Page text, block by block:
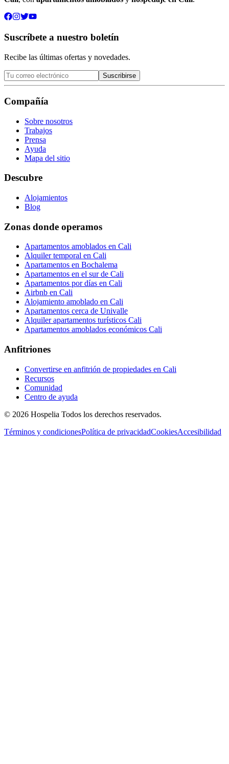
Suscríbete a nuestro boletín
Recibe las últimas ofertas y novedades.
Suscribirse
Compañía
Sobre nosotros
Trabajos
Prensa
Ayuda
Mapa del sitio
Descubre
Alojamientos
Blog
Zonas donde operamos
Apartamentos amoblados en Cali
Alquiler temporal en Cali
Apartamentos en Bochalema
Apartamentos en el sur de Cali
Apartamentos por días en Cali
Airbnb en Cali
Alojamiento amoblado en Cali
Apartamentos cerca de Univalle
Alquiler apartamentos turísticos Cali
Apartamentos amoblados económicos Cali
Anfitriones
Convertirse en anfitrión de propiedades en Cali
Recursos
Comunidad
Centro de ayuda
© 2026 Hospelia Todos los derechos reservados.
Términos y condicionesPolítica de privacidadCookiesAccesibilidad